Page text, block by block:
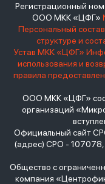
Регистрационный
ООО МКК «ЦФГ»
Персональный
структуре и
Устав МКК «ЦФГ»
использования и
правила
ООО МКК «ЦФГ»
организаций
Официальный сайт
(адрес) СРО - 107078,
Общество с
компания